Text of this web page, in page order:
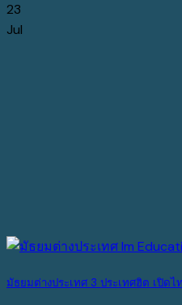
23
Jul
มัธยมต่างประเทศ 3 ประเทศฮิต เปิด